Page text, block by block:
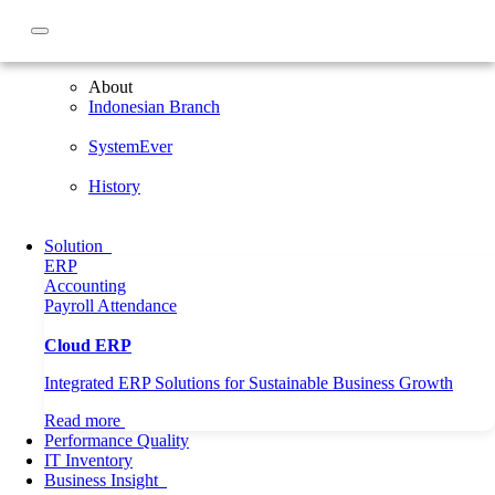
About
Indonesian Branch
SystemEver
History
Solution
ERP
Accounting
Payroll Attendance
Cloud ERP
Integrated ERP Solutions for Sustainable Business Growth
Read more
Performance Quality
IT Inventory
Business Insight
Home Article Tips Bisnis Waralaba Bisa Bertahan di Kala Krisis
Corona